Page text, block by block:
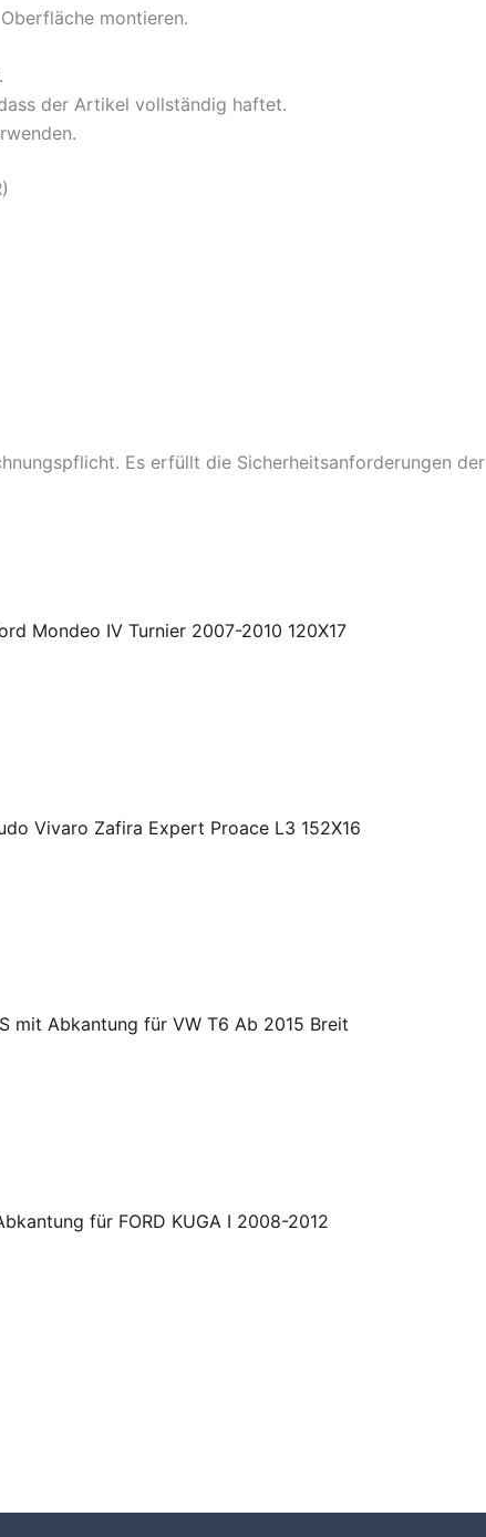
montieren.
der Artikel vollständig haftet.
Es erfüllt die Sicherheitsanforderungen der
Mondeo IV Turnier 2007-2010 120X17
Vivaro Zafira Expert Proace L3 152X16
mit Abkantung für VW T6 Ab 2015 Breit
für FORD KUGA I 2008-2012